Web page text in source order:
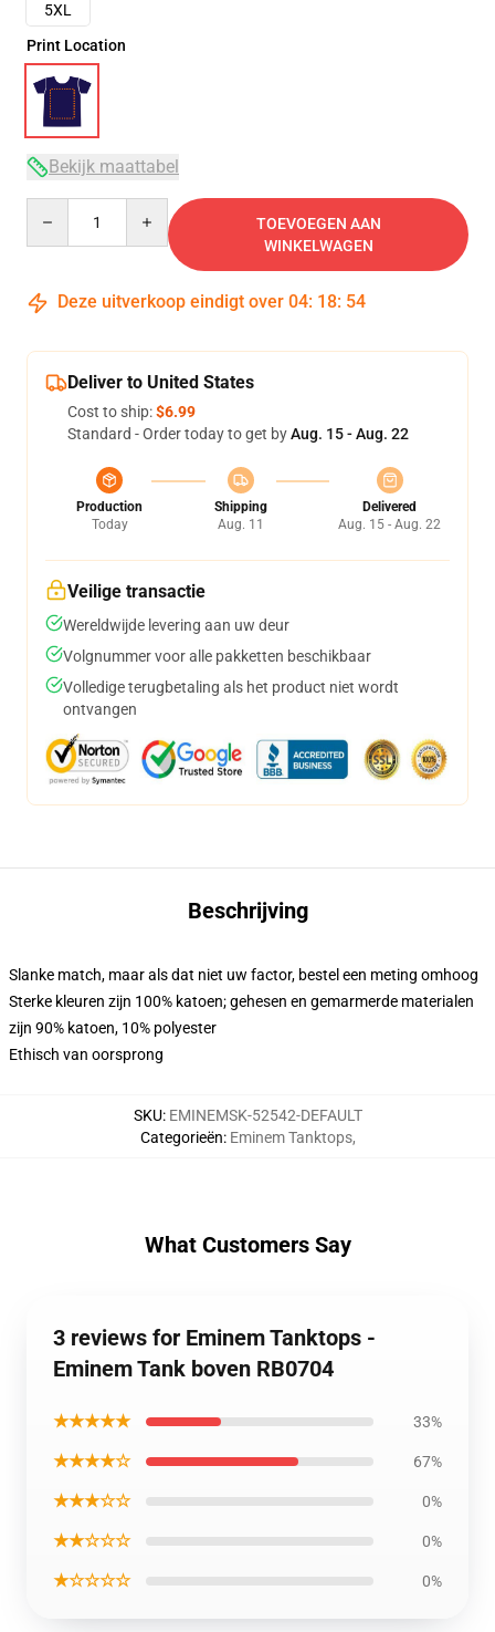
5XL
Print Location
Bekijk maattabel
TOEVOEGEN AAN
WINKELWAGEN
Deze uitverkoop eindigt over 04: 18: 54
Deliver to United States
Cost to ship:$6.99
Standard - Order today to get byAug. 15 - Aug. 22
Production
Today
Shipping
Aug. 11
Delivered
Aug. 15 - Aug. 22
Veilige transactie
Wereldwijde levering aan uw deur
Volgnummer voor alle pakketten beschikbaar
Volledige terugbetaling als het product niet wordt
ontvangen
Beschrijving
Slanke match, maar als dat niet uw factor, bestel een meting omhoog
Sterke kleuren zijn 100% katoen; gehesen en gemarmerde materialen
zijn 90% katoen, 10% polyester
Ethisch van oorsprong
SKU: EMINEMSK-52542-DEFAULT
Categorieën: Eminem Tanktops,
What Customers Say
3 reviews for Eminem Tanktops -
Eminem Tank boven RB0704
★★★★★ 33%
★★★★☆ 67%
★★★☆☆ 0%
★★☆☆☆ 0%
★☆☆☆☆ 0%